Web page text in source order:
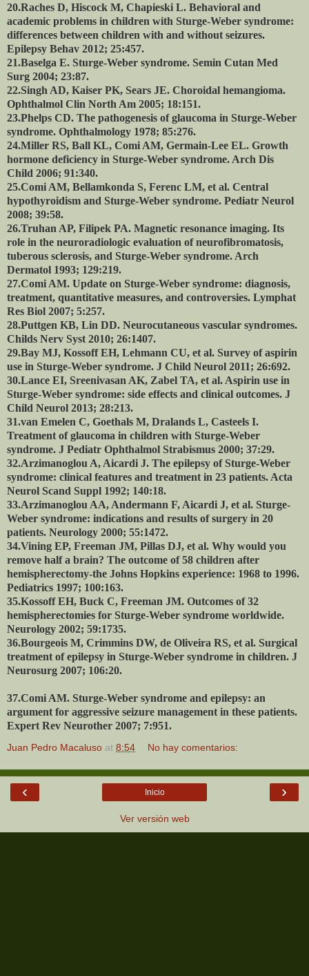
20.Raches D, Hiscock M, Chapieski L. Behavioral and
academic problems in children with Sturge-Weber syndrome:
differences between children with and without seizures.
Epilepsy Behav 2012; 25:457.
21.Baselga E. Sturge-Weber syndrome. Semin Cutan Med
Surg 2004; 23:87.
22.Singh AD, Kaiser PK, Sears JE. Choroidal hemangioma.
Ophthalmol Clin North Am 2005; 18:151.
23.Phelps CD. The pathogenesis of glaucoma in Sturge-Weber
syndrome. Ophthalmology 1978; 85:276.
24.Miller RS, Ball KL, Comi AM, Germain-Lee EL. Growth
hormone deficiency in Sturge-Weber syndrome. Arch Dis
Child 2006; 91:340.
25.Comi AM, Bellamkonda S, Ferenc LM, et al. Central
hypothyroidism and Sturge-Weber syndrome. Pediatr Neurol
2008; 39:58.
26.Truhan AP, Filipek PA. Magnetic resonance imaging. Its
role in the neuroradiologic evaluation of neurofibromatosis,
tuberous sclerosis, and Sturge-Weber syndrome. Arch
Dermatol 1993; 129:219.
27.Comi AM. Update on Sturge-Weber syndrome: diagnosis,
treatment, quantitative measures, and controversies. Lymphat
Res Biol 2007; 5:257.
28.Puttgen KB, Lin DD. Neurocutaneous vascular syndromes.
Childs Nerv Syst 2010; 26:1407.
29.Bay MJ, Kossoff EH, Lehmann CU, et al. Survey of aspirin
use in Sturge-Weber syndrome. J Child Neurol 2011; 26:692.
30.Lance EI, Sreenivasan AK, Zabel TA, et al. Aspirin use in
Sturge-Weber syndrome: side effects and clinical outcomes. J
Child Neurol 2013; 28:213.
31.van Emelen C, Goethals M, Dralands L, Casteels I.
Treatment of glaucoma in children with Sturge-Weber
syndrome. J Pediatr Ophthalmol Strabismus 2000; 37:29.
32.Arzimanoglou A, Aicardi J. The epilepsy of Sturge-Weber
syndrome: clinical features and treatment in 23 patients. Acta
Neurol Scand Suppl 1992; 140:18.
33.Arzimanoglou AA, Andermann F, Aicardi J, et al. Sturge-
Weber syndrome: indications and results of surgery in 20
patients. Neurology 2000; 55:1472.
34.Vining EP, Freeman JM, Pillas DJ, et al. Why would you
remove half a brain? The outcome of 58 children after
hemispherectomy-the Johns Hopkins experience: 1968 to 1996.
Pediatrics 1997; 100:163.
35.Kossoff EH, Buck C, Freeman JM. Outcomes of 32
hemispherectomies for Sturge-Weber syndrome worldwide.
Neurology 2002; 59:1735.
36.Bourgeois M, Crimmins DW, de Oliveira RS, et al. Surgical
treatment of epilepsy in Sturge-Weber syndrome in children. J
Neurosurg 2007; 106:20.
37.Comi AM. Sturge-Weber syndrome and epilepsy: an
argument for aggressive seizure management in these patients.
Expert Rev Neurother 2007; 7:951.
Juan Pedro Macaluso at 8:54 No hay comentarios:
‹ ›
Inicio
Ver versión web